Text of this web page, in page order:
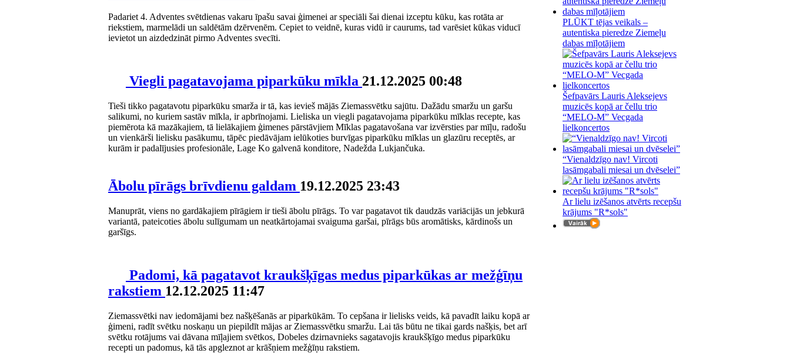
Padariet 4. Adventes svētdienas vakaru īpašu savai ģimenei ar speciāli šai dienai izceptu kūku, kas rotāta ar
riekstiem, marmelādi un saldētām dzērvenēm. Cepiet to veidnē, kuras vidū ir caurums, tad varēsiet kūkas viducī
ievietot un aizdedzināt pirmo Adventes svecīti.
Viegli pagatavojama piparkūku mīkla 21.12.2025 00:48
Tieši tikko pagatavotu piparkūku smarža ir tā, kas ievieš mājās Ziemassvētku sajūtu. Dažādu smaržu un garšu
salikumi, no kuriem sastāv mīkla, ir apbrīnojami. Lieliska un viegli pagatavojama piparkūku mīklas recepte, kas
piemērota kā mazākajiem, tā lielākajiem ģimenes pārstāvjiem Mīklas pagatavošana var izvērsties par mīļu, radošu
un vienkārši lielisku pasākumu, tāpēc piedāvājam ielūkoties burvīgas piparkūku mīklas un glazūru receptēs, ar
kurām ir padalījusies profesionāle, Lage Ko galvenā konditore, Nadežda Lukjančuka.
Ābolu pīrāgs brīvdienu galdam 19.12.2025 23:43
Manuprāt, viens no gardākajiem pīrāgiem ir tieši ābolu pīrāgs. To var pagatavot tik daudzās variācijās un jebkurā
variantā, pateicoties ābolu sulīgumam un neatkārtojamai svaiguma garšai, pīrāgs būs aromātisks, kārdinošs un
garšīgs.
Padomi, kā pagatavot kraukšķīgas medus piparkūkas ar mežģīņu
rakstiem 12.12.2025 11:47
Ziemassvētki nav iedomājami bez našķēšanās ar piparkūkām. To cepšana ir lielisks veids, kā pavadīt laiku kopā ar
ģimeni, radīt svētku noskaņu un piepildīt mājas ar Ziemassvētku smaržu. Lai tās būtu ne tikai gards našķis, bet arī
svētku rotājums vai dāvana mīļajiem svētkos, Dobeles dzirnavnieks sagatavojis kraukšķīgo medus piparkūku
recepti un padomus, kā tās apgleznot ar krāšņiem mežģīņu rakstiem.
PLŪKT tējas veikals –
autentiska pieredze Ziemeļu
dabas mīļotājiem
Šefpavārs Lauris Aleksejevs
muzicēs kopā ar čellu trio
“MELO-M” Vecgada
lielkoncertos
“Vienaldzīgo nav! Vircoti
lasāmgabali miesai un dvēselei”
Ar lielu izēšanos atvērts recepšu
krājums "R*sols"